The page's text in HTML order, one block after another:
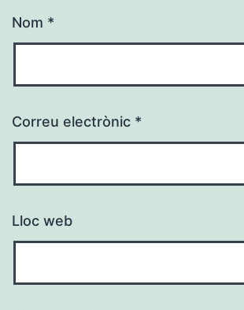
Nom *
Correu electrònic *
Lloc web